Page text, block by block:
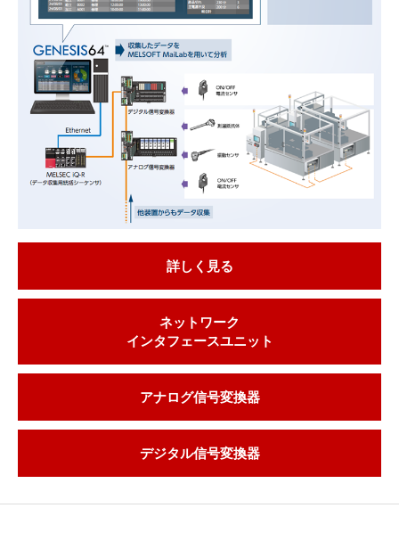
詳しく見る
ネットワーク
インタフェースユニット
アナログ信号変換器
デジタル信号変換器